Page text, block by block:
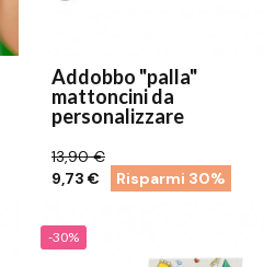
Addobbo "palla"
mattoncini da
personalizzare
13,90 €
9,73 €
Risparmi 30%
-30%